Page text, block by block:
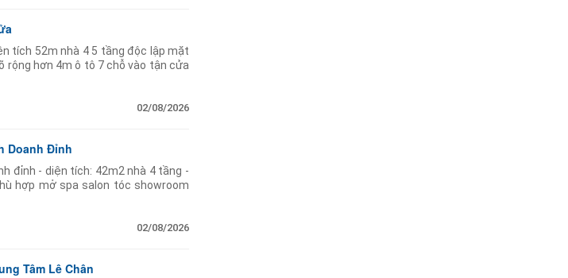
tích 52m nhà 4 5 tầng độc lập mặt
rộng hơn 4m ô tô 7 chỗ vào tận cửa
02/08/2026
Doanh Đỉnh
đỉnh - diện tích: 42m2 nhà 4 tầng -
hợp mở spa salon tóc showroom
02/08/2026
Tâm Lê Chân